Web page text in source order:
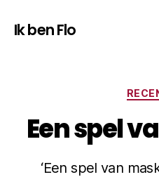
Ik ben Flo
Een spel
‘Een spel van